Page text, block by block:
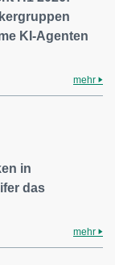
KI-Agenten
mehr
in
das
mehr